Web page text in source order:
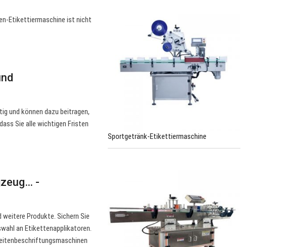
Etikettiermaschine ist nicht
und können dazu beitragen,
Sie alle wichtigen Fristen
-
Produkte. Sichern Sie
an Etikettenapplikatoren.
Sportgetränk-Etikettiermaschine